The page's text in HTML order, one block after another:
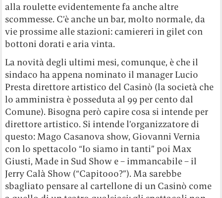
alla roulette evidentemente fa anche altre
scommesse. C’è anche un bar, molto normale, da
vie prossime alle stazioni: camiereri in gilet con
bottoni dorati e aria vinta.
La novità degli ultimi mesi, comunque, è che il
sindaco ha appena nominato il manager Lucio
Presta direttore artistico del Casinò (la società che
lo amministra è posseduta al 99 per cento dal
Comune). Bisogna però capire cosa si intende per
direttore artistico. Si intende l’organizzatore di
questo: Mago Casanova show, Giovanni Vernia
con lo spettacolo “Io siamo in tanti” poi Max
Giusti, Made in Sud Show e – immancabile – il
Jerry Calà Show (“Capitooo?”). Ma sarebbe
sbagliato pensare al cartellone di un Casinò come